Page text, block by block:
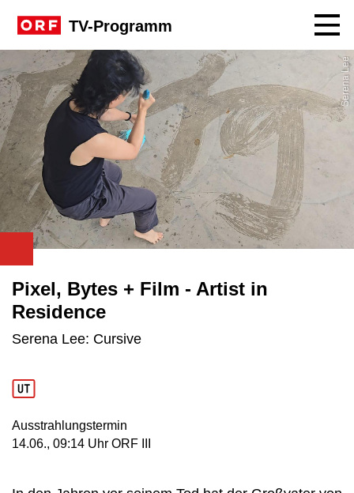
TV-Programm
Serena Lee
Pixel, Bytes + Film - Artist in
Residence
Serena Lee: Cursive
Ausstrahlungstermin
14. Juni, 09:14 Uhr in ORF III
14.06., 09:14 Uhr ORF III